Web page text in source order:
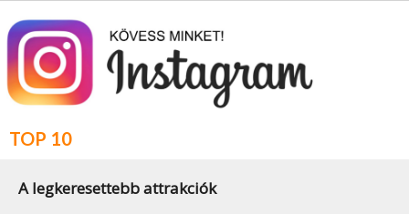
TOP 10
A legkeresettebb attrakciók